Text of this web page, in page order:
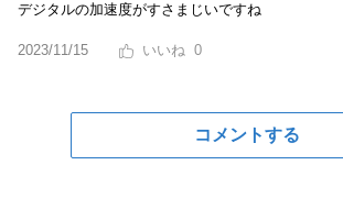
デジタルの加速度がすさまじいですね
2023/11/15 0
コメントする